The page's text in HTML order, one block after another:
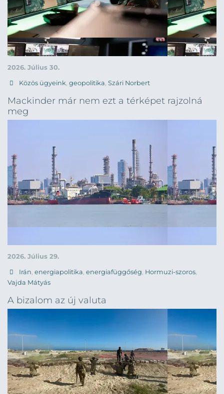
2026. Július 30.
Közös ügyeink geopolitika Szári Norbert
Mackinder már nem ezt a térképet rajzolná
meg
2026. Július 29.
Irán energiapolitika energiafüggőség Hormuzi-szoros
Vajda Mátyás
A bizalom az új valuta